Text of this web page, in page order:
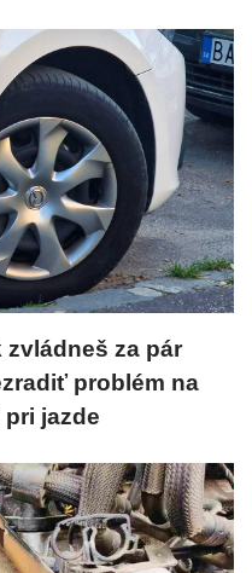
za pár
problém na
jazde